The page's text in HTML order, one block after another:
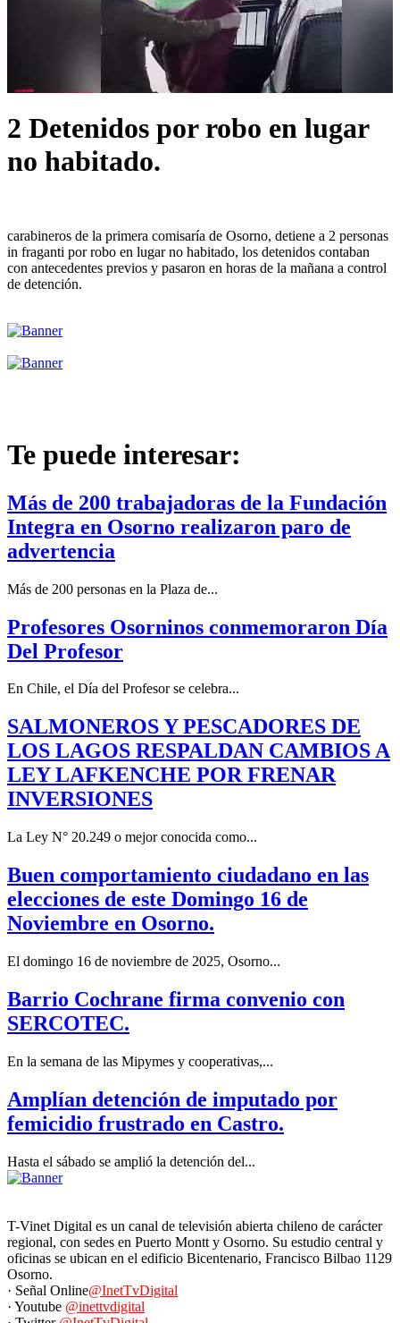
2 Detenidos por robo en lugar
no habitado.
carabineros de la primera comisaría de Osorno, detiene a 2 personas
in fraganti por robo en lugar no habitado, los detenidos contaban
con antecedentes previos y pasaron en horas de la mañana a control
de detención.
Te puede interesar:
Más de 200 trabajadoras de la Fundación
Integra en Osorno realizaron paro de
advertencia
Más de 200 personas en la Plaza de...
Profesores Osorninos conmemoraron Día
Del Profesor
En Chile, el Día del Profesor se celebra...
SALMONEROS Y PESCADORES DE
LOS LAGOS RESPALDAN CAMBIOS A
LEY LAFKENCHE POR FRENAR
INVERSIONES
La Ley N° 20.249 o mejor conocida como...
Buen comportamiento ciudadano en las
elecciones de este Domingo 16 de
Noviembre en Osorno.
El domingo 16 de noviembre de 2025, Osorno...
Barrio Cochrane firma convenio con
SERCOTEC.
En la semana de las Mipymes y cooperativas,...
Amplían detención de imputado por
femicidio frustrado en Castro.
Hasta el sábado se amplió la detención del...
T-Vinet Digital es un canal de televisión abierta chileno de carácter
regional, con sedes en Puerto Montt y Osorno. Su estudio central y
oficinas se ubican en el edificio Bicentenario, Francisco Bilbao 1129
Osorno.
· Señal Online@InetTvDigital
· Youtube @inettvdigital